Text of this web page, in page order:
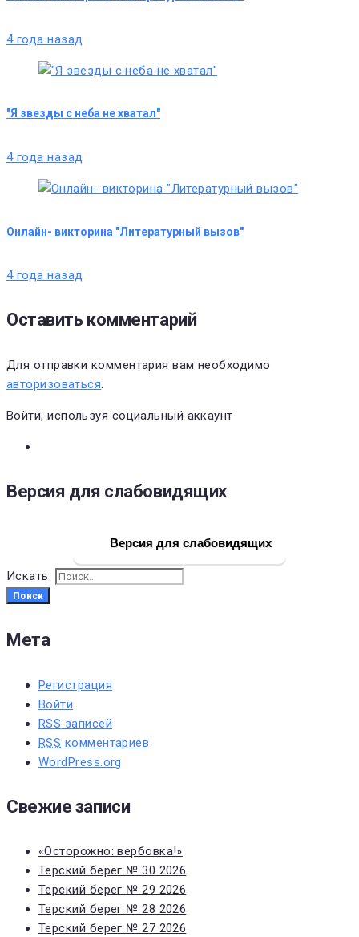
4 года назад
"Я звезды с неба не хватал"
4 года назад
Онлайн- викторина "Литературный вызов"
4 года назад
Оставить комментарий
Для отправки комментария вам необходимо
авторизоваться.
Войти, используя социальный аккаунт
Версия для слабовидящих
Версия для слабовидящих
Искать:
Поиск
Мета
Регистрация
Войти
RSS записей
RSS комментариев
WordPress.org
Свежие записи
«Осторожно: вербовка!»
Терский берег № 30 2026
Терский берег № 29 2026
Терский берег № 28 2026
Терский берег № 27 2026